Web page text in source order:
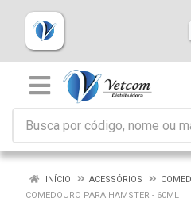
INÍCIO ACESSÓRIOS
COMEDOURO PARA HAMSTER - 60ML